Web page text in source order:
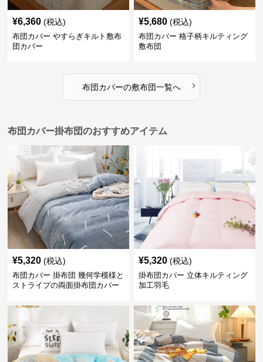
¥6,360 (税込)
布団カバー やすらぎキルト敷布
団カバー
¥5,680 (税込)
布団カバー 格子柄キルティング
敷布団
布団カバーの敷布団一覧へ ›
布団カバー掛布団のおすすめアイテム
¥5,320 (税込)
布団カバー 掛布団 幾何学模様と
ストライプの両面掛布団カバー
¥5,320 (税込)
掛布団カバー 立体キルティング
加工羽毛